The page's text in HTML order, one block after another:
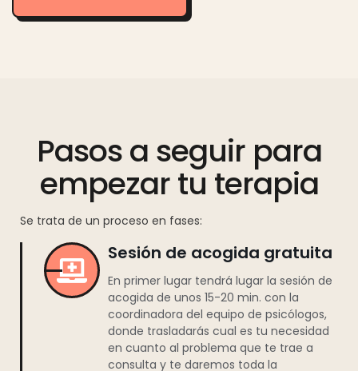
Pasos a seguir para
empezar tu terapia
Se trata de un proceso en fases:
Sesión de acogida gratuita
En primer lugar tendrá lugar la sesión de
acogida de unos 15-20 min. con la
coordinadora del equipo de psicólogos,
donde trasladarás cual es tu necesidad
en cuanto al problema que te trae a
consulta y te daremos toda la